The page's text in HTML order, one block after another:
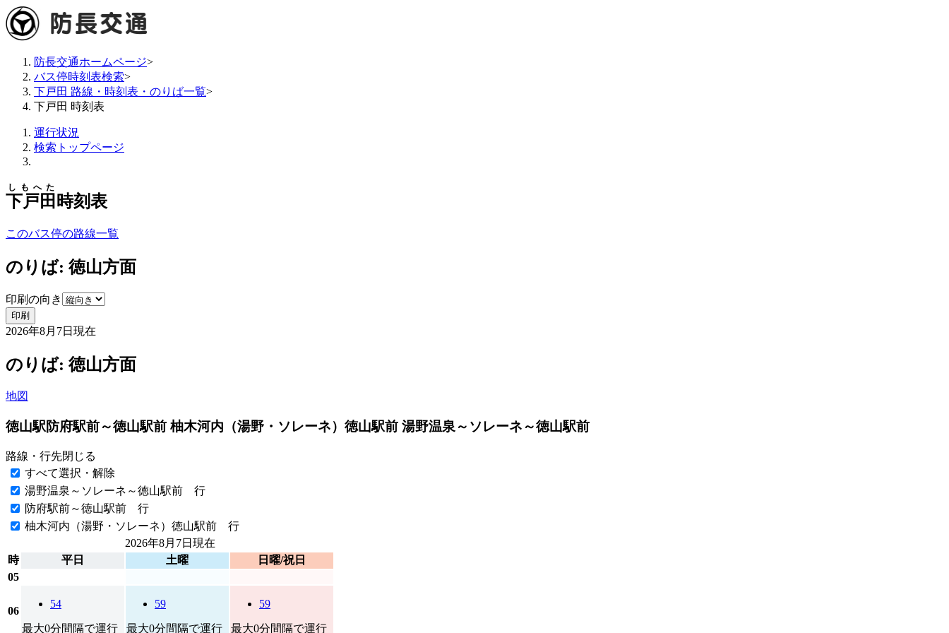
防長交通ホームページ>
バス停時刻表検索>
下戸田 路線・時刻表・のりば一覧>
下戸田 時刻表
運行状況
検索トップページ
下戸田
しもへた
時刻表
このバス停の路線一覧
のりば: 徳山方面
印刷の向き
印刷
2026年8月7日 現在
のりば: 徳山方面
地図
徳山駅防府駅前～徳山駅前 柚木河内（湯野・ソレーネ）徳山駅前 湯野温泉～ソレーネ～徳山駅前
路線・行先閉じる
すべて選択・解除
湯野温泉～ソレーネ～徳山駅前 行
防府駅前～徳山駅前 行
柚木河内（湯野・ソレーネ）徳山駅前 行
2026年8月7日 現在
時
平日 土曜
日曜/祝日
05
06
54
最大0分間隔で運行
59
最大0分間隔で運行
59
最大0分間隔で運行